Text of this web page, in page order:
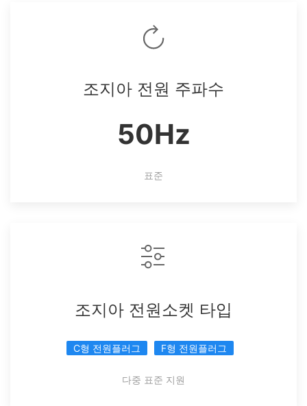
조지아 전원 주파수
50Hz
표준
조지아 전원소켓 타입
C형 전원플러그 F형 전원플러그
다중 표준 지원